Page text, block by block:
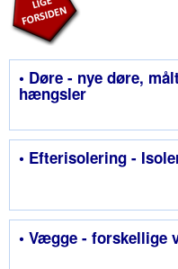
• Døre - nye døre,
hængsler
• Efterisolering -
• Vægge -